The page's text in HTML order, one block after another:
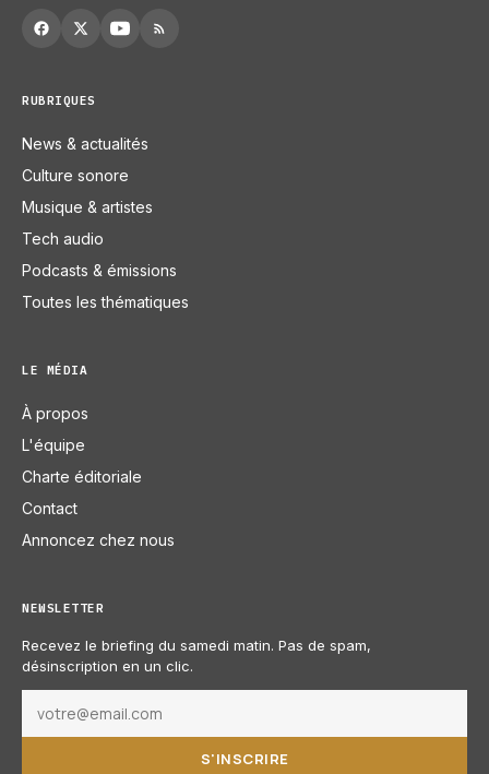
RUBRIQUES
News & actualités
Culture sonore
Musique & artistes
Tech audio
Podcasts & émissions
Toutes les thématiques
LE MÉDIA
À propos
L'équipe
Charte éditoriale
Contact
Annoncez chez nous
NEWSLETTER
Recevez le briefing du samedi matin. Pas de spam,
désinscription en un clic.
S'INSCRIRE